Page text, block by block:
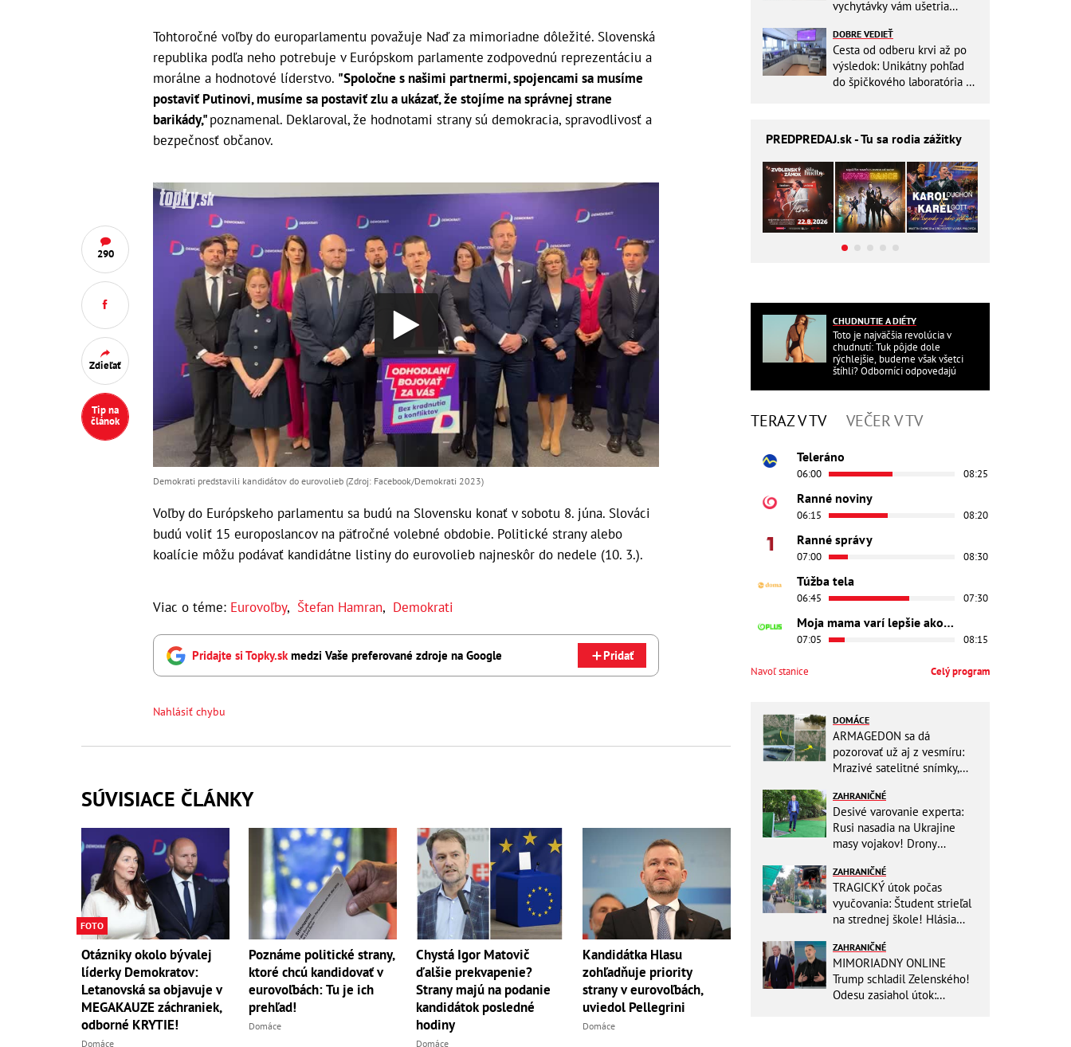
290
Zdieľať
Tip na
článok
Tohtoročné voľby do europarlamentu považuje Naď za mimoriadne dôležité. Slovenská
republika podľa neho potrebuje v Európskom parlamente zodpovednú reprezentáciu a
morálne a hodnotové líderstvo. "Spoločne s našimi partnermi, spojencami sa musíme
postaviť Putinovi, musíme sa postaviť zlu a ukázať, že stojíme na správnej strane
barikády,"poznamenal. Deklaroval, že hodnotami strany sú demokracia, spravodlivosť a
bezpečnosť občanov.
Demokrati predstavili kandidátov do eurovolieb (Zdroj: Facebook/Demokrati 2023)
Voľby do Európskeho parlamentu sa budú na Slovensku konať v sobotu 8. júna. Slováci
budú voliť 15 europoslancov na päťročné volebné obdobie. Politické strany alebo
koalície môžu podávať kandidátne listiny do eurovolieb najneskôr do nedele (10. 3.).
Viac o téme: Eurovoľby, Štefan Hamran, Demokrati
Pridajte si Topky.skmedzi Vaše preferované zdroje na Google Pridať
Nahlásiť chybu
SÚVISIACE ČLÁNKY
FOTO
Otázniky okolo bývalej
líderky Demokratov:
Letanovská sa objavuje v
MEGAKAUZE záchraniek,
odborné KRYTIE!
Domáce
Poznáme politické strany,
ktoré chcú kandidovať v
eurovoľbách: Tu je ich
prehľad!
Domáce
Chystá Igor Matovič
ďalšie prekvapenie?
Strany majú na podanie
kandidátok posledné
hodiny
Domáce
Kandidátka Hlasu
zohľadňuje priority
strany v eurovoľbách,
uviedol Pellegrini
Domáce
vychytávky vám ušetria
DOBRE VEDIEŤ
Cesta od odberu krvi až po
výsledok: Unikátny pohľad
do špičkového laboratória na
PREDPREDAJ.sk - Tu sa rodia zážitky
CHUDNUTIE A DIÉTY
Toto je najväčšia revolúcia v
chudnutí: Tuk pôjde dole
rýchlejšie, budeme však všetci
štíhli? Odborníci odpovedajú
TERAZ V TV VEČER V TV
Teleráno
06:00 08:25
Ranné noviny
06:15 08:20
Ranné správy
07:00 08:30
Túžba tela
06:45 07:30
Moja mama varí lepšie ako tvoja
07:05 08:15
Navoľ stanice Celý program
DOMÁCE
ARMAGEDON sa dá
pozorovať už aj z vesmíru:
Mrazivé satelitné snímky,
vode ani stopy!
ZAHRANIČNÉ
Desivé varovanie experta:
Rusi nasadia na Ukrajine
masy vojakov! Drony
ZAHRANIČNÉ
TRAGICKÝ útok počas
vyučovania: Študent strieľal
na strednej škole! Hlásia
zranených
ZAHRANIČNÉ
MIMORIADNY ONLINE
Trump schladil Zelenského!
Odesu zasiahol útok: